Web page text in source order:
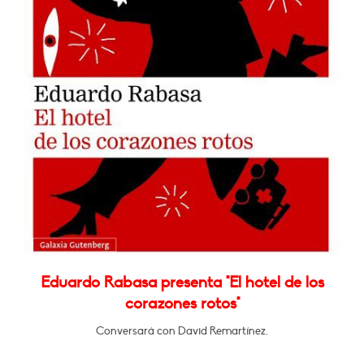
Eduardo Rabasa presenta "El hotel de los
corazones rotos"
Conversará con David Remartínez.